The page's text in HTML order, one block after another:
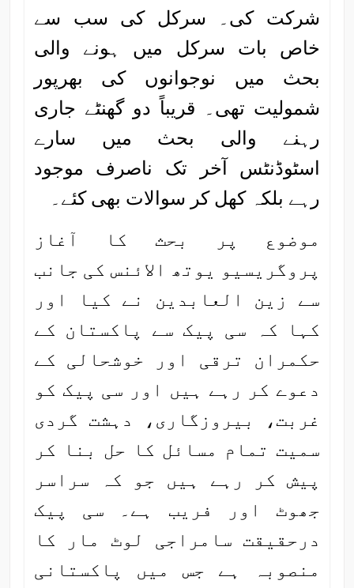
شرکت کی۔ سرکل کی سب سے
خاص بات سرکل میں ہونے والی
بحث میں نوجوانوں کی بھرپور
شمولیت تھی۔ قریباً دو گھنٹے جاری
رہنے والی بحث میں سارے
اسٹوڈنٹس آخر تک ناصرف موجود
رہے بلکہ کھل کر سوالات بھی کئے۔
موضوع پر بحث کا آغاز
پروگریسیو یوتھ الائنس کی جانب
سے زین العابدین نے کیا اور
کہا کہ سی پیک سے پاکستان کے
حکمران ترقی اور خوشحالی کے
دعوے کر رہے ہیں اور سی پیک کو
غربت، بیروزگاری، دہشت گردی
سمیت تمام مسائل کا حل بنا کر
پیش کر رہے ہیں جو کہ سراسر
جھوٹ اور فریب ہے۔ سی پیک
درحقیقت سامراجی لوٹ مار کا
منصوبہ ہے جس میں پاکستانی